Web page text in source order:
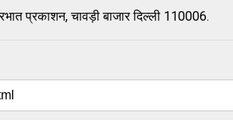
प्रकाशन, चावड़ी बाजार दिल्ली 110006.